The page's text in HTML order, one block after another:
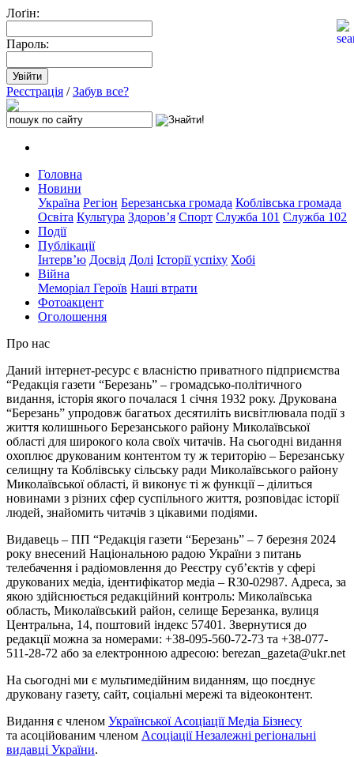
Лоґін:
Пароль:
Реєстрація /Забув все?
Головна
Новини
Україна Регіон Березанська громада Коблівська громада
Освіта Культура Здоров’я Спорт Служба 101 Служба 102
Події
Публікації
Інтерв’ю Досвід Долі Історії успіху Хобі
Війна
Меморіал Героїв Наші втрати
Фотоакцент
Оголошення
Про нас
Даний інтернет-ресурс є власністю приватного підприємства
“Редакція газети “Березань” – громадсько-політичного
видання, історія якого почалася 1 січня 1932 року. Друкована
“Березань” упродовж багатьох десятиліть висвітлювала події з
життя колишнього Березанського району Миколаївської
області для широкого кола своїх читачів. На сьогодні видання
охоплює друкованим контентом ту ж територію – Березанську
селищну та Коблівську сільську ради Миколаївського району
Миколаївської області, й виконує ті ж функції – ділиться
новинами з різних сфер суспільного життя, розповідає історії
людей, знайомить читачів з цікавими подіями.
Видавець – ПП “Редакція газети “Березань” – 7 березня 2024
року внесений Національною радою України з питань
телебачення і радіомовлення до Реєстру суб’єктів у сфері
друкованих медіа, ідентифікатор медіа – R30-02987. Адреса, за
якою здійснюється редакційний контроль: Миколаївська
область, Миколаївський район, селище Березанка, вулиця
Центральна, 14, поштовий індекс 57401 . Звернутися до
редакції можна за номерами: +38-095-560-72-73 та +38-077-
511-28-72 або за електронною адресою: berezan gazeta@ukr.net
На сьогодні ми є мультимедійним виданням, що поєднує
друковану газету, сайт, соціальні мережі та відеоконтент.
Видання є членом Української Асоціації Медіа Бізнесу
та асоційованим членом Асоціації Незалежні регіональні
видавці України.